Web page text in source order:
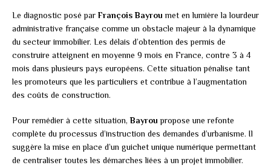
Le diagnostic posé par François Bayrou met en lumière la lourdeur
administrative française comme un obstacle majeur à la dynamique
du secteur immobilier. Les délais d’obtention des permis de
construire atteignent en moyenne 9 mois en France, contre 3 à 4
mois dans plusieurs pays européens. Cette situation pénalise tant
les promoteurs que les particuliers et contribue à l’augmentation
des coûts de construction.
Pour remédier à cette situation,Bayrou propose une refonte
complète du processus d’instruction des demandes d’urbanisme. Il
suggère la mise en place d’un guichet unique numérique permettant
de centraliser toutes les démarches liées à un projet immobilier.